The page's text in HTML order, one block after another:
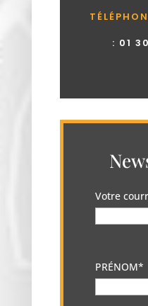
: 01
Votre
PRÉNOM*